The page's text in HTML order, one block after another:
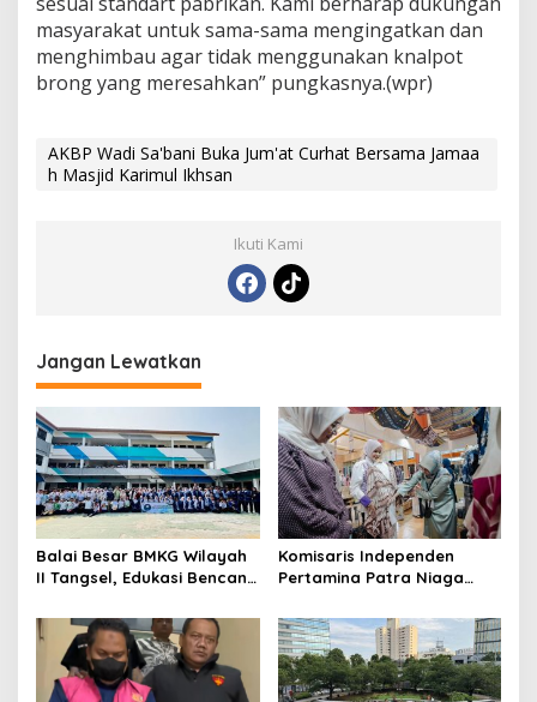
masyarakat untuk sama-sama mengingatkan dan
menghimbau agar tidak menggunakan knalpot
brong yang meresahkan” pungkasnya.(wpr)
AKBP Wadi Sa'bani Buka Jum'at Curhat Bersama Jamaa
h Masjid Karimul Ikhsan
Ikuti Kami
Jangan Lewatkan
Balai Besar BMKG Wilayah
II Tangsel, Edukasi Bencana
kepada pelajar UPTD SMPN
23
Komisaris Independen
Pertamina Patra Niaga
Mitra Binaan dengan
Sentuhan Kemanusiaan dan
Keberlanjutan